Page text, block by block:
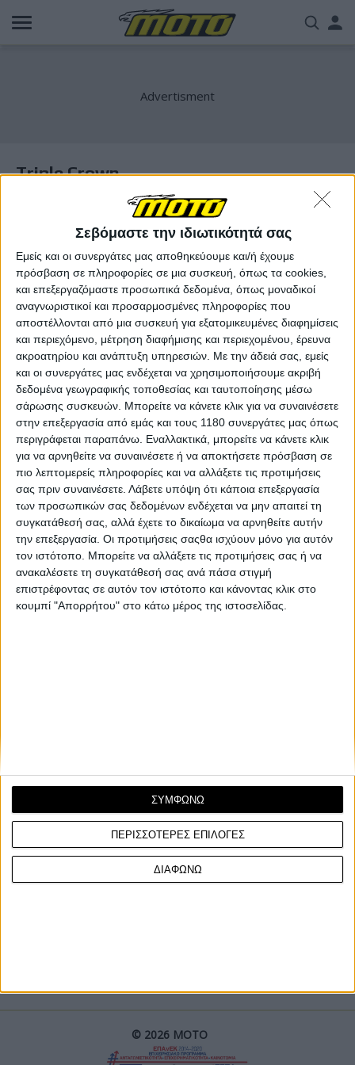
Σεβόμαστε την ιδιωτικότητά σας
Εμείς και οι συνεργάτες μας αποθηκεύουμε και/ή έχουμε
πρόσβαση σε πληροφορίες σε μια συσκευή, όπως τα cookies,
και επεξεργαζόμαστε προσωπικά δεδομένα, όπως μοναδικοί
αναγνωριστικοί και προσαρμοσμένες πληροφορίες που
αποστέλλονται από μια συσκευή για εξατομικευμένες διαφημίσεις
και περιεχόμενο, μέτρηση διαφήμισης και περιεχομένου, έρευνα
ακροατηρίου και ανάπτυξη υπηρεσιών. Με την άδειά σας, εμείς
και οι συνεργάτες μας ενδέχεται να χρησιμοποιήσουμε ακριβή
δεδομένα γεωγραφικής τοποθεσίας και ταυτοποίησης μέσω
σάρωσης συσκευών. Μπορείτε να κάνετε κλικ για να συναινέσετε
στην επεξεργασία από εμάς και τους 1180 συνεργάτες μας όπως
περιγράφεται παραπάνω. Εναλλακτικά, μπορείτε να κάνετε κλικ
για να αρνηθείτε να συναινέσετε ή να αποκτήσετε πρόσβαση σε
πιο λεπτομερείς πληροφορίες και να αλλάξετε τις προτιμήσεις
σας πριν συναινέσετε. Λάβετε υπόψη ότι κάποια επεξεργασία
των προσωπικών σας δεδομένων ενδέχεται να μην απαιτεί τη
συγκατάθεσή σας, αλλά έχετε το δικαίωμα να αρνηθείτε αυτήν
την επεξεργασία. Οι προτιμήσεις σαςθα ισχύουν μόνο για αυτόν
τον ιστότοπο. Μπορείτε να αλλάξετε τις προτιμήσεις σας ή να
ανακαλέσετε τη συγκατάθεσή σας ανά πάσα στιγμή
επιστρέφοντας σε αυτόν τον ιστότοπο και κάνοντας κλικ στο
κουμπί "Απορρήτου" στο κάτω μέρος της ιστοσελίδας.
ΠΕΡΙΣΣΟΤΕΡΕΣ ΕΠΙΛΟΓΕΣ
ΔΙΑΦΩΝΩ
ΣΥΜΦΩΝΩ
Παράκαμψη
προς
Triple Crown
Race News 15/5/2026
MotoGP: Honda - Αναβαθμίζεται σε σύμβουλος της
HRC o Alberto Puig - Και WSBK στις αρμοδιότητές
του
Ο Alberto Puig γυρίζει σελίδα στην πολυετή του σχέση με τη
Honda Racing Corporation και το 2027 θα αναλάβει επίσημα
ρόλο συμβούλου της HRC, αφήνοντας πίσω του τη θέση του
Team Manager της εργοστασιακή...
Motocross
ΑΜΑ Supercross 2026, 4oς Γύρος: Ο Webb
κορυφαίος στο Χιούστον ακόμα και χωρίς νίκη
ΓΙΝΕ ΣΥΝΔΡΟΜΗΤΗΣ
© 2026 ΜΟΤΟ